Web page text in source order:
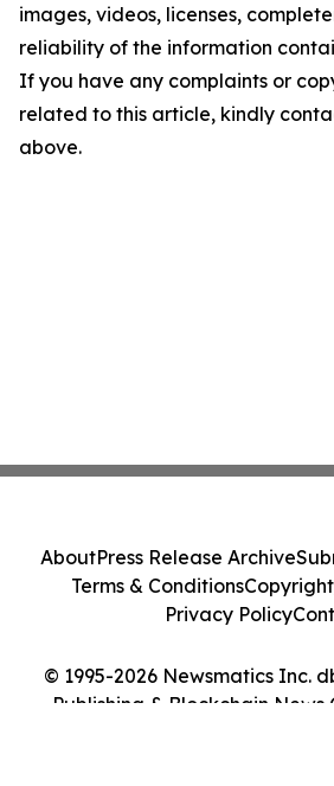
images, videos, licenses,
reliability of the information
If you have any complaints or
related to this article, kindly
above.
© 1995-2026 Newsmatics Inc.
Publishing & Blockchain News
AboutPress Release Archive
Terms & Conditions
Privacy Policy